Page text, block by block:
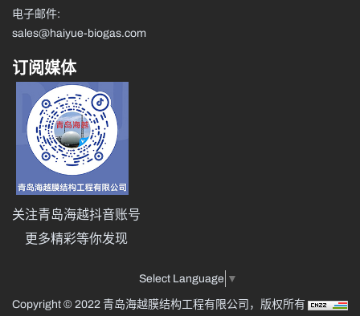
电子邮件:
sales@haiyue-biogas.com
订阅媒体
关注青岛海越抖音账号
更多精彩等你发现
Select Language ▼
Copyright © 2022 青岛海越膜结构工程有限公司，版权所有